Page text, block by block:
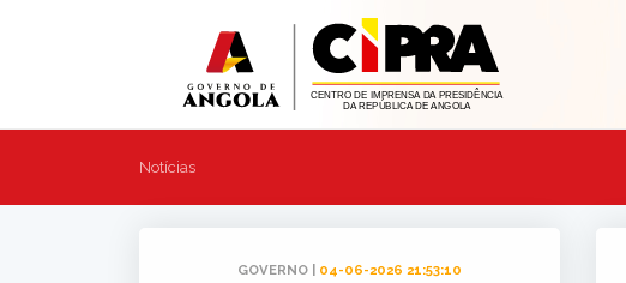
Notícias
GOVERNO | 04-06-2026 21:53:10